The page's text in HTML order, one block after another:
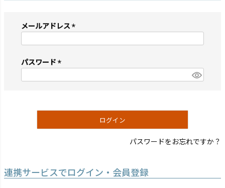
メールアドレス
須)
パスワード
須)
ログイン
パスワードをお忘れですか？
連携サービスでログイン・会員登録